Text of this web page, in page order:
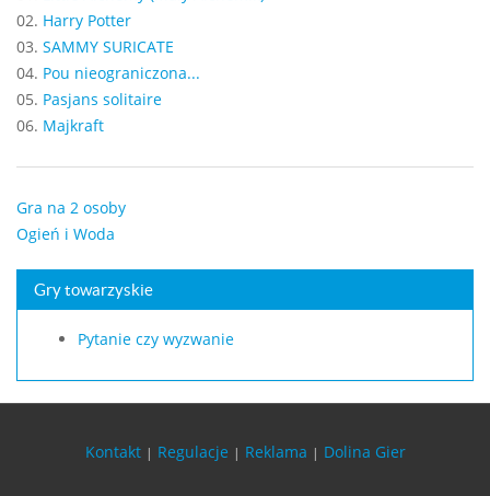
02. Harry Potter
03. SAMMY SURICATE
04. Pou nieograniczona...
05. Pasjans solitaire
06. Majkraft
Gra na 2 osoby
Ogień i Woda
Gry towarzyskie
Pytanie czy wyzwanie
Kontakt | Regulacje | Reklama | Dolina Gier